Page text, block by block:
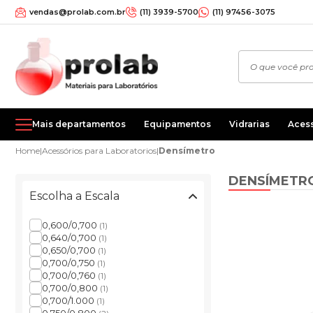
vendas@prolab.com.br (11) 3939-5700 (11) 97456-3075
Mais departamentos Equipamentos Vidrarias
Home|Acessórios para Laboratorios|Densímetro
Escolha a Escala
0,600/0,700 (1)
0,640/0,700 (1)
0,650/0,700 (1)
0,700/0,750 (1)
0,700/0,760 (1)
0,700/0,800 (1)
0,700/1.000 (1)